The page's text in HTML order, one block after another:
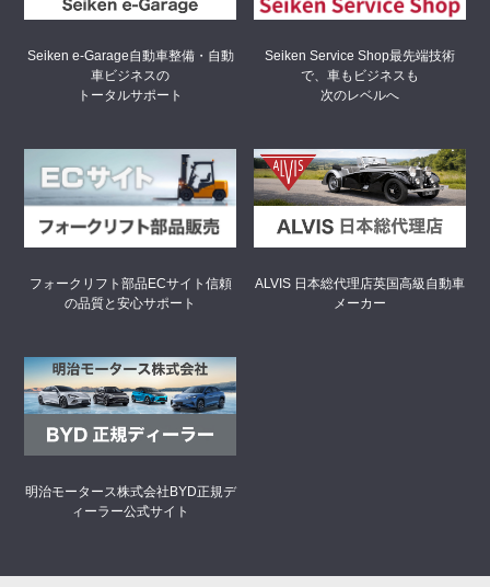
Seiken e-Garage自動車整備・自動
車ビジネスの
トータルサポート
Seiken Service Shop最先端技術
で、車もビジネスも
次のレベルへ
フォークリフト部品ECサイト 信頼
の品質と安心サポート
ALVIS 日本総代理店英国高級自動車
メーカー
明治モータース株式会社 BYD正規デ
ィーラー公式サイト